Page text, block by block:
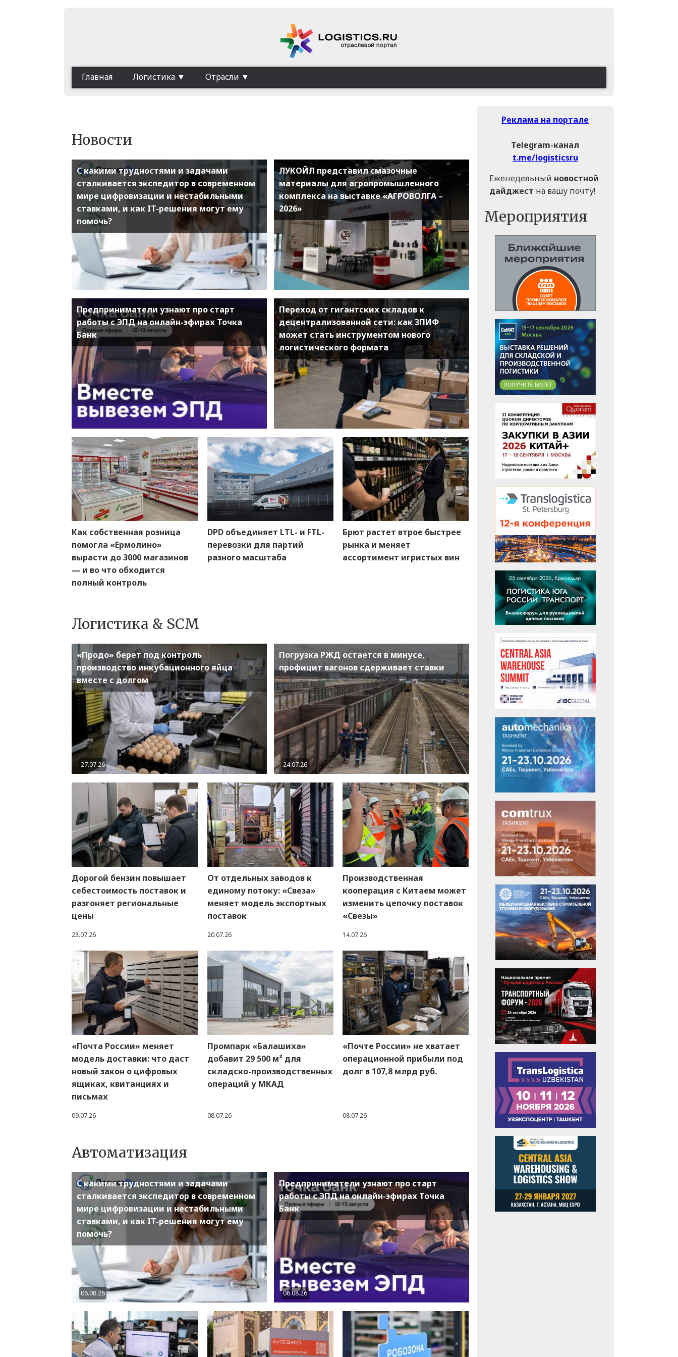
Главная Логистика Отрасли
Новости
С какими трудностями и задачами
сталкивается экспедитор в современном
мире цифровизации и нестабильными
ставками, и как IT-решения могут ему
помочь?
ЛУКОЙЛ представил смазочные
материалы для агропромышленного
комплекса на выставке «АГРОВОЛГА –
2026»
Предприниматели узнают про старт
работы с ЭПД на онлайн-эфирах Точка
Банк
Переход от гигантских складов к
децентрализованной сети: как ЗПИФ
может стать инструментом нового
логистического формата
Как собственная розница
помогла «Ермолино»
вырасти до 3000 магазинов
— и во что обходится
полный контроль
DPD объединяет LTL- и FTL-
перевозки для партий
разного масштаба
Брют растет втрое быстрее
рынка и меняет
ассортимент игристых вин
Логистика & SCM
«Продо» берет под контроль
производство инкубационного яйца
вместе с долгом
27.07.26
Погрузка РЖД остается в минусе,
профицит вагонов сдерживает ставки
24.07.26
Дорогой бензин повышает
себестоимость поставок и
разгоняет региональные
цены
23.07.26
От отдельных заводов к
единому потоку: «Свеза»
меняет модель экспортных
поставок
20.07.26
Производственная
кооперация с Китаем может
изменить цепочку поставок
«Свезы»
14.07.26
«Почта России» меняет
модель доставки: что даст
новый закон о цифровых
ящиках, квитанциях и
письмах
09.07.26
Промпарк «Балашиха»
добавит 29 500 м² для
складско-производственных
операций у МКАД
08.07.26
«Почте России» не хватает
операционной прибыли под
долг в 107,8 млрд руб.
08.07.26
Автоматизация
С какими трудностями и задачами
сталкивается экспедитор в современном
мире цифровизации и нестабильными
ставками, и как IT-решения могут ему
помочь?
06.08.26
Предприниматели узнают про старт
работы с ЭПД на онлайн-эфирах Точка
Банк
06.08.26
Реклама на портале
Telegram-канал
t.me/logisticsru
Еженедельный новостной
дайджест на вашу почту!
Мероприятия